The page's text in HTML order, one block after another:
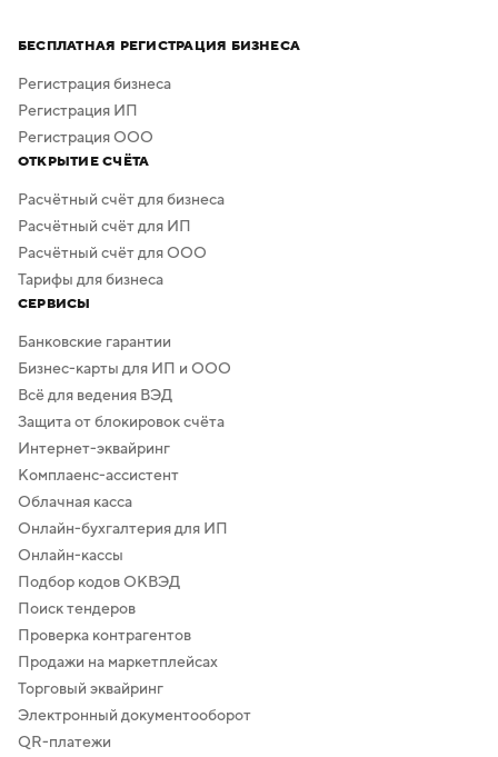
а скачать результат можно бесплатно в высоком
качестве. Дополнительная обработка не нужна —
в сервисе предусмотрено скачивание логотипа без
фона.
БЕСПЛАТНАЯ РЕГИСТРАЦИЯ БИЗНЕСА
Регистрация бизнеса
Регистрация ИП
Регистрация ООО
ОТКРЫТИЕ СЧЁТА
Расчётный счёт для бизнеса
Расчётный счёт для ИП
Расчётный счёт для ООО
Тарифы для бизнеса
СЕРВИСЫ
Банковские гарантии
Бизнес-карты для ИП и ООО
Всё для ведения ВЭД
Защита от блокировок счёта
Интернет-эквайринг
Комплаенс-ассистент
Облачная касса
Онлайн-бухгалтерия для ИП
Онлайн-кассы
Подбор кодов ОКВЭД
Поиск тендеров
Проверка контрагентов
Продажи на маркетплейсах
Торговый эквайринг
Электронный документооборот
QR-платежи